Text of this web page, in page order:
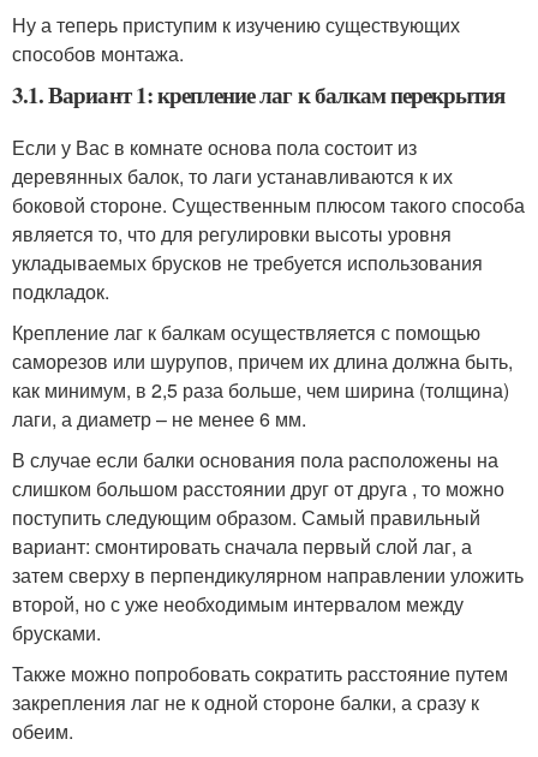
Ну а теперь приступим к изучению существующих
способов монтажа.
3.1. Вариант 1: крепление лаг к балкам перекрытия
Если у Вас в комнате основа пола состоит из
деревянных балок, то лаги устанавливаются к их
боковой стороне. Существенным плюсом такого способа
является то, что для регулировки высоты уровня
укладываемых брусков не требуется использования
подкладок.
Крепление лаг к балкам осуществляется с помощью
саморезов или шурупов, причем их длина должна быть,
как минимум, в 2,5 раза больше, чем ширина (толщина)
лаги, а диаметр – не менее 6 мм.
В случае если балки основания пола расположены на
слишком большом расстоянии друг от друга , то можно
поступить следующим образом. Самый правильный
вариант: смонтировать сначала первый слой лаг, а
затем сверху в перпендикулярном направлении уложить
второй, но с уже необходимым интервалом между
брусками.
Также можно попробовать сократить расстояние путем
закрепления лаг не к одной стороне балки, а сразу к
обеим.